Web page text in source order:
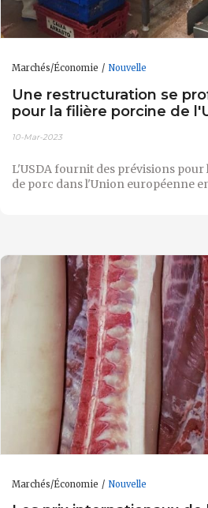
Marchés/Économie Nouvelle
Une restructuration se
pour la filière porcine de
10-Mar-2023
L'USDA fournit des prévisions
de porc dans l'Union européenne
Marchés/Économie Nouvelle